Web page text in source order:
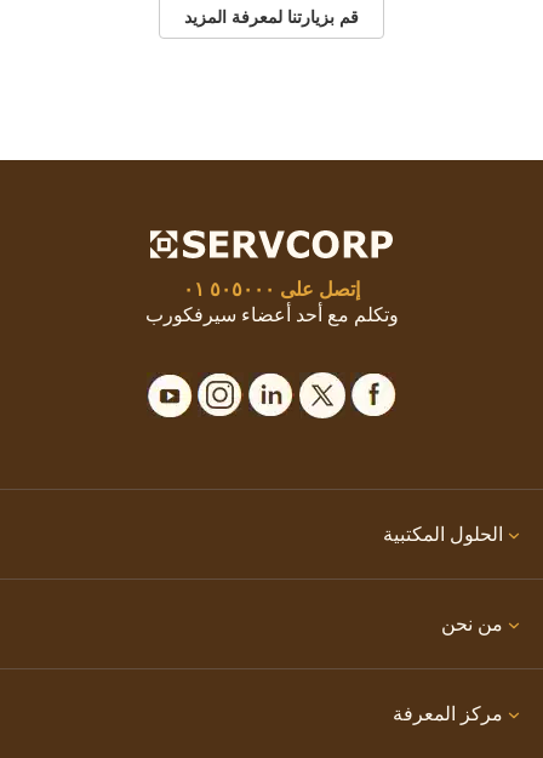
قم بزيارتنا لمعرفة المزيد
إتصل على ٥٠٥٠٠٠ ٠١
وتكلم مع أحد أعضاء سيرفكورب
الحلول المكتبية
من نحن
مركز المعرفة